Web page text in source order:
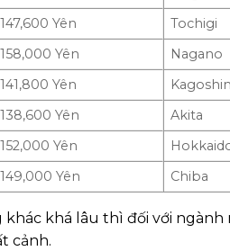
147,600 Yên
Tochigi
158,000 Yên
Nagano
141,800 Yên
138,600 Yên
Akita
152,000 Yên
149,000 Yên Chiba
khá lâu thì đối với ngành
cảnh.